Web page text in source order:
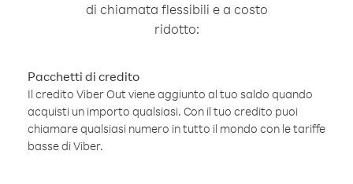
di chiamata flessibili e a costo
ridotto:
Pacchetti di credito
Il credito Viber Out viene aggiunto al tuo saldo quando
acquisti un importo qualsiasi. Con il tuo credito puoi
chiamare qualsiasi numero in tutto il mondo con le tariffe
basse di Viber.